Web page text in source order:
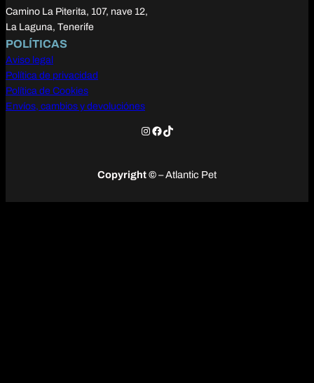
Camino La Piterita, 107, nave 12,
La Laguna, Tenerife
POLÍTICAS
Aviso legal
Política de privacidad
Política de Cookies
Envíos, cambios y devoluciónes
Instagram Facebook TikTok
Copyright ©– Atlantic Pet